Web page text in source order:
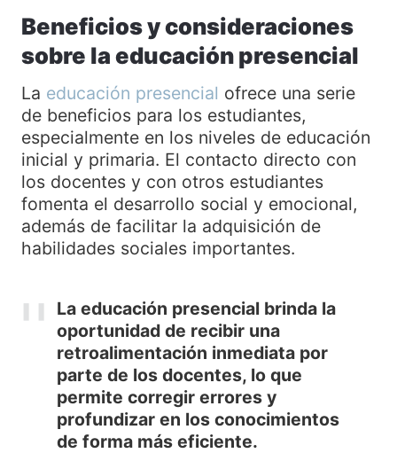
Beneficios y consideraciones
sobre la educación presencial
La educación presencial ofrece una serie
de beneficios para los estudiantes,
especialmente en los niveles de educación
inicial y primaria. El contacto directo con
los docentes y con otros estudiantes
fomenta el desarrollo social y emocional,
además de facilitar la adquisición de
habilidades sociales importantes.
La educación presencial brinda la
oportunidad de recibir una
retroalimentación inmediata por
parte de los docentes, lo que
permite corregir errores y
profundizar en los conocimientos
de forma más eficiente.